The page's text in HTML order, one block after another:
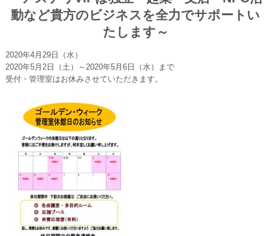
動など貴方のビジネスを全力でサポートい
たします～
2020年4月29日（水）
2020年5月2日（土）～2020年5月6日（水）まで
受付・管理室はお休みさせていただきます。